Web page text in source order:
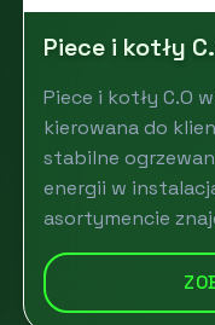
Piece i kotły
Piece i kotły C.O
kierowana do
stabilne
energii w
asortymencie